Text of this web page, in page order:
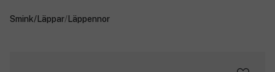
Smink/Läppar/Läppennor